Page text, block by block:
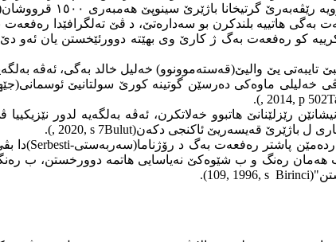
گرتیخانا باژێرێ سینوپێ هەمبەری ١٥٠٠ قرووشان(
فازل بەگی لدور رەفعەت بەگی هاتییە بلندکرن بو سەدارەتێ، د ڤێ
کو رەفعەت بەگ ژ کارێ وی بهێتە دوورئێخستن یان ئەو
یێ والیێ(قەستەموونوو) خەلیل خالد بەگی، ئەڤە
وی، و هەتا ٤ خزیرانا ١٨٩٦ مایە د ڤی کاریدا، ئەڤی خەلیلی ماوەکی دەرسێن گوتینە
, 2014, p 502
).
رێزلێنانێ هاتبوو خەلاتکرن، ئەڤە بەلگەیە لدور
Bulut
, 2020, s 7
).
پاشتر رەفعەت بەگ د رۆژناما(سەربەستیSerbesti-)دا
هەمان رەنگ و ب شێوەکێ نەیاسایی هاتمە دوورخستن، ب
Birinci
, 1996, s
109
).